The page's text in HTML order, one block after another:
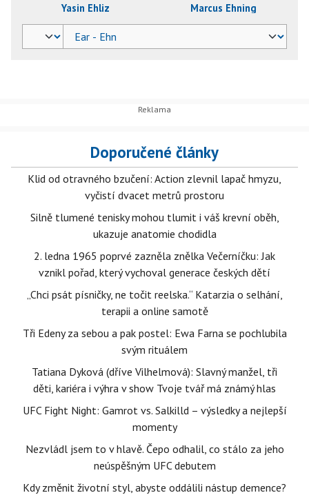
Yasin Ehliz Marcus Ehning
Doporučené články
Klid od otravného bzučení: Action zlevnil lapač hmyzu,
vyčistí dvacet metrů prostoru
Silně tlumené tenisky mohou tlumit i váš krevní oběh,
ukazuje anatomie chodidla
2. ledna 1965 poprvé zazněla znělka Večerníčku: Jak
vznikl pořad, který vychoval generace českých dětí
„Chci psát písničky, ne točit reelska.“ Katarzia o selhání,
terapii a online samotě
Tři Edeny za sebou a pak postel: Ewa Farna se pochlubila
svým rituálem
Tatiana Dyková (dříve Vilhelmová): Slavný manžel, tři
děti, kariéra i výhra v show Tvoje tvář má známý hlas
UFC Fight Night: Gamrot vs. Salkilld – výsledky a nejlepší
momenty
Nezvládl jsem to v hlavě. Čepo odhalil, co stálo za jeho
neúspěšným UFC debutem
Kdy změnit životní styl, abyste oddálili nástup demence?